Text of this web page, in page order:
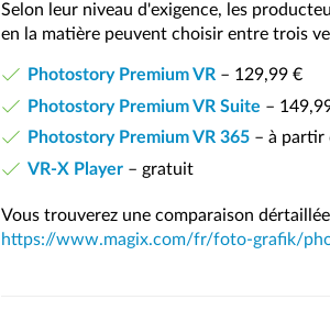
Selon leur niveau d'exigence, les
en la matière peuvent choisir entre trois
Photostory Premium VR – 129,99 €
Photostory Premium VR Suite –
Photostory Premium VR 365 – à partir
VR-X Player – gratuit
Vous trouverez une comparaison
https://www.magix.com/fr/foto-grafik/